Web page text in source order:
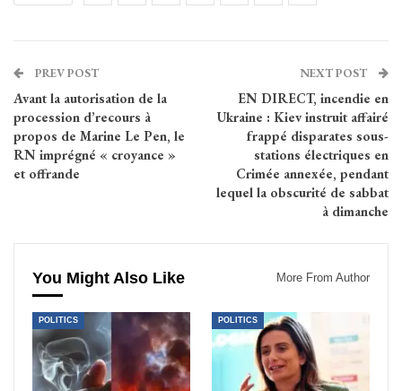
PREV POST
Avant la autorisation de la
procession d’recours à
propos de Marine Le Pen, le
RN imprégné « croyance »
et offrande
NEXT POST
EN DIRECT, incendie en
Ukraine : Kiev instruit affairé
frappé disparates sous-
stations électriques en
Crimée annexée, pendant
lequel la obscurité de sabbat
à dimanche
You Might Also Like More From Author
POLITICS POLITICS